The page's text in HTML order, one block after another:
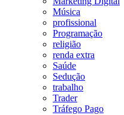
Música
profissional
Programação
religião
renda extra
Saúde
Sedução
trabalho
Trader
Tráfego Pago